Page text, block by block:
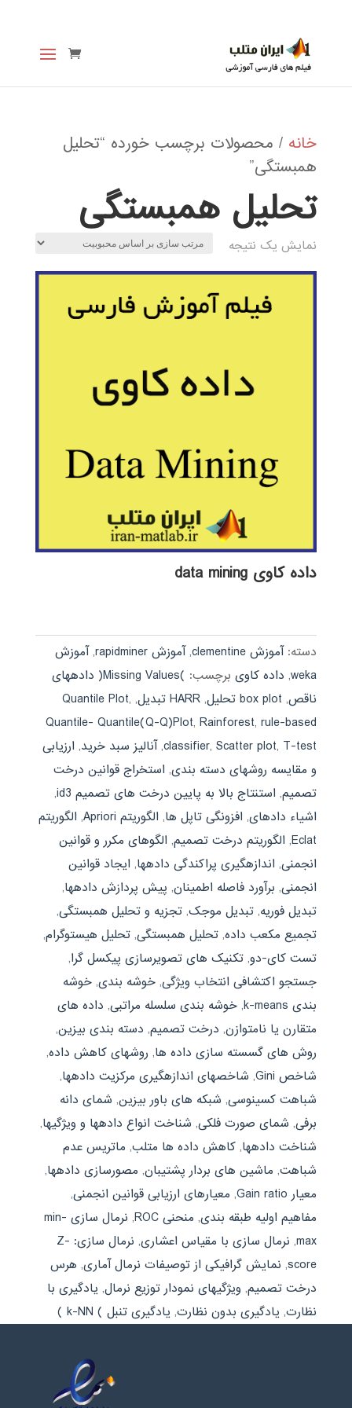
خانه / محصولات برچسب خورده “تحلیل
همبستگی”
تحلیل همبستگی
نمایش یک نتیجه
داده کاوی data mining
دسته:آموزش clementine ,آموزش rapidminer ,آموزش
weka
, داده کاوی برچسب:
)Missing Values( دادههای
ناقص, box plot تحلیل , HARR تبدیل ,
Quantile Plot,
Quantile- Quantile(Q-Q)Plot,Rainforest,rule-based
classifier,Scatter plot, T-test
,آنالیز سبد خرید, ارزیابی
و مقایسه روشهای دسته بندی, استخراج قوانین درخت
تصمیم, استنتاج بالا به پایین درخت های تصمیم id3
,
اشیاء دادهای, افزونگی تاپل ها, الگوریتم Apriori , الگوریتم
Eclat
, الگوریتم درخت تصمیم, الگوهای مکرر و قوانین
انجمنی, اندازهگیری پراکندگی دادهها, ایجاد قوانین
انجمنی, برآورد فاصله اطمینان, پیش پردازش دادهها,
تبدیل فوریه, تبدیل موجک, تجزیه و تحلیل همبستگی,
تجمیع مکعب داده, تحلیل همبستگی, تحلیل هیستوگرام,
تست کای-دو, تکنیک های تصویرسازی پیکسل گرا,
جستجو اکتشافی انتخاب ویژگی, خوشه بندی, خوشه
بندی k-means
, خوشه بندی سلسله مراتبی, داده های
متقارن یا نامتوازن, درخت تصمیم, دسته بندی بیزین,
روش های گسسته سازی داده ها, روشهای کاهش داده,
شاخص Gini
, شاخصهای اندازهگیری مرکزیت دادهها,
شباهت کسینوسی, شبکه های باور بیزین, شمای دانه
برفی, شمای صورت فلکی, شناخت انواع دادهها و ویژگیها,
شناخت دادهها, کاهش داده ها متلب, ماتریس عدم
شباهت, ماشین های بردار پشتیبان, مصورسازی دادهها,
معیار Gain ratio
, معیارهای ارزیابی قوانین انجمنی,
مفاهیم اولیه طبقه بندی, منحنی ROC ,
نرمال سازی min-
max
, نرمال سازی با مقیاس اعشاری,
نرمال سازی: Z-
score
, نمایش گرافیکی از توصیفات نرمال آماری, هرس
درخت تصمیم, ویژگیهای نمودار توزیع نرمال, یادگیری با
نظارت, یادگیری بدون نظارت, یادگیری تنبل ) k-NN )